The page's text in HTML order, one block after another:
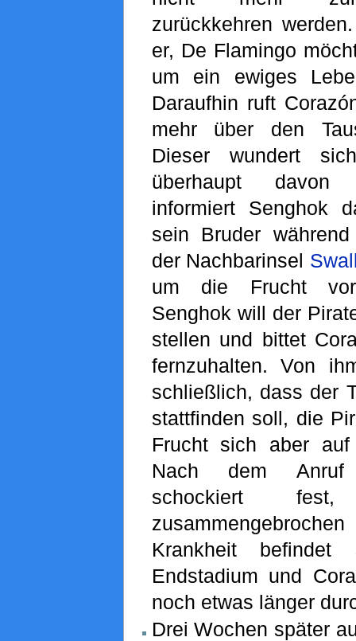
zurückkehren
er, De Flamingo
um ein ewiges
Daraufhin ruft
mehr über den
Dieser wundert
überhaupt davon
informiert Senghok
sein Bruder
der Nachbarinsel
um die Frucht
Senghok will der
stellen und bittet
fernzuhalten. Von
schließlich, dass der
stattfinden soll, die
Frucht sich aber
Nach dem
schockiert
Krankheit
Endstadium und
noch etwas länger
Drei Wochen später